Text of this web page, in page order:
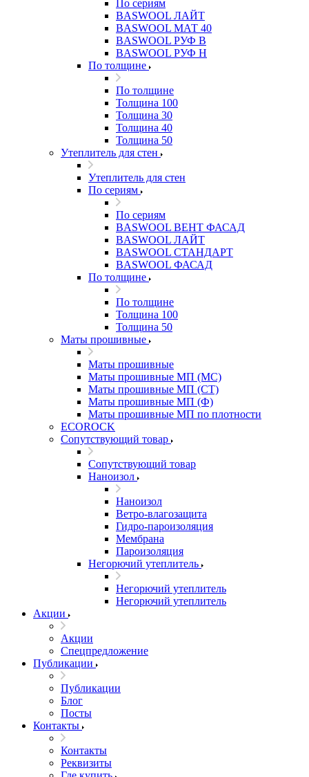
По сериям
BASWOOL ЛАЙТ
BASWOOL МАТ 40
BASWOOL РУФ В
BASWOOL РУФ Н
По толщине
По толщине
Толщина 100
Толщина 30
Толщина 40
Толщина 50
Утеплитель для стен
Утеплитель для стен
По сериям
По сериям
BASWOOL ВЕНТ ФАСАД
BASWOOL ЛАЙТ
BASWOOL СТАНДАРТ
BASWOOL ФАСАД
По толщине
По толщине
Толщина 100
Толщина 50
Маты прошивные
Маты прошивные
Маты прошивные МП (МС)
Маты прошивные МП (СТ)
Маты прошивные МП (Ф)
Маты прошивные МП по плотности
ECOROCK
Сопутствующий товар
Сопутствующий товар
Наноизол
Наноизол
Ветро-влагозащита
Гидро-пароизоляция
Мембрана
Пароизоляция
Негорючий утеплитель
Негорючий утеплитель
Негорючий утеплитель
Акции
Акции
Спецпредложение
Публикации
Публикации
Блог
Посты
Контакты
Контакты
Реквизиты